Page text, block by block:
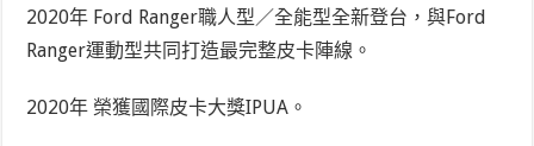
2020年 Ford Ranger職人型／全能型全新登台，與Ford
Ranger運動型共同打造最完整皮卡陣線。
2020年 榮獲國際皮卡大獎IPUA。